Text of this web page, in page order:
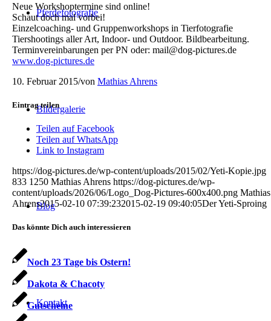
Pferdefotografie
Bildergalerie
Blog
Kontakt
Neue Workshoptermine sind online!
Schaut doch mal vorbei!
Einzelcoaching- und Gruppenworkshops in Tierfotografie
Tiershootings aller Art, Indoor- und Outdoor. Bildbearbeitung.
Terminvereinbarungen per PN oder: mail@dog-pictures.de
www.dog-pictures.de
10. Februar 2015/von Mathias Ahrens
Eintrag teilen
Teilen auf Facebook
Teilen auf WhatsApp
Link to Instagram
https://dog-pictures.de/wp-content/uploads/2015/02/Yeti-Kopie.jpg
833 1250 Mathias Ahrens https://dog-pictures.de/wp-
content/uploads/2026/06/Logo_Dog-Pictures-600x400.png Mathias
Ahrens2015-02-10 07:39:232015-02-19 09:40:05Der Yeti-Sproing
Das könnte Dich auch interessieren
Noch 23 Tage bis Ostern!
Dakota & Chacoty
Gutscheine